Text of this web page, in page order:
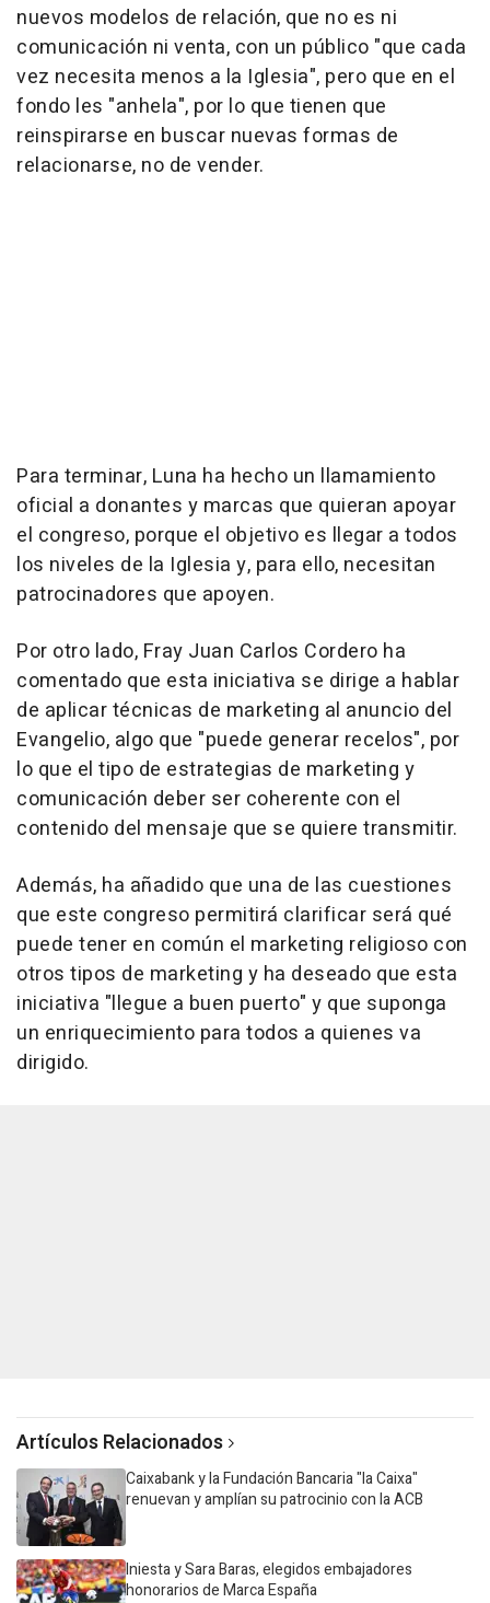
nuevos modelos de relación, que no es ni
comunicación ni venta, con un público "que cada
vez necesita menos a la Iglesia", pero que en el
fondo les "anhela", por lo que tienen que
reinspirarse en buscar nuevas formas de
relacionarse, no de vender.
Para terminar, Luna ha hecho un llamamiento
oficial a donantes y marcas que quieran apoyar
el congreso, porque el objetivo es llegar a todos
los niveles de la Iglesia y, para ello, necesitan
patrocinadores que apoyen.
Por otro lado, Fray Juan Carlos Cordero ha
comentado que esta iniciativa se dirige a hablar
de aplicar técnicas de marketing al anuncio del
Evangelio, algo que "puede generar recelos", por
lo que el tipo de estrategias de marketing y
comunicación deber ser coherente con el
contenido del mensaje que se quiere transmitir.
Además, ha añadido que una de las cuestiones
que este congreso permitirá clarificar será qué
puede tener en común el marketing religioso con
otros tipos de marketing y ha deseado que esta
iniciativa "llegue a buen puerto" y que suponga
un enriquecimiento para todos a quienes va
dirigido.
Artículos Relacionados
Caixabank y la Fundación Bancaria "la Caixa"
renuevan y amplían su patrocinio con la ACB
Iniesta y Sara Baras, elegidos embajadores
honorarios de Marca España